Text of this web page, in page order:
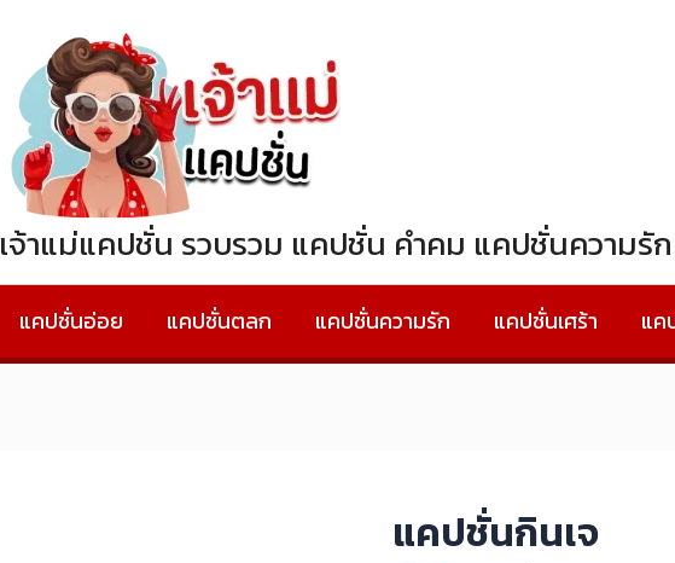
เจ้าแม่แคปชั่น รวบรวม แคปชั่น คำคม แคปชั่นความ
แคปชั่นอ่อย แคปชั่นตลก แคปชั่นความรัก แคปชั่นเศร้า แค
แคปชั่นกินเจ